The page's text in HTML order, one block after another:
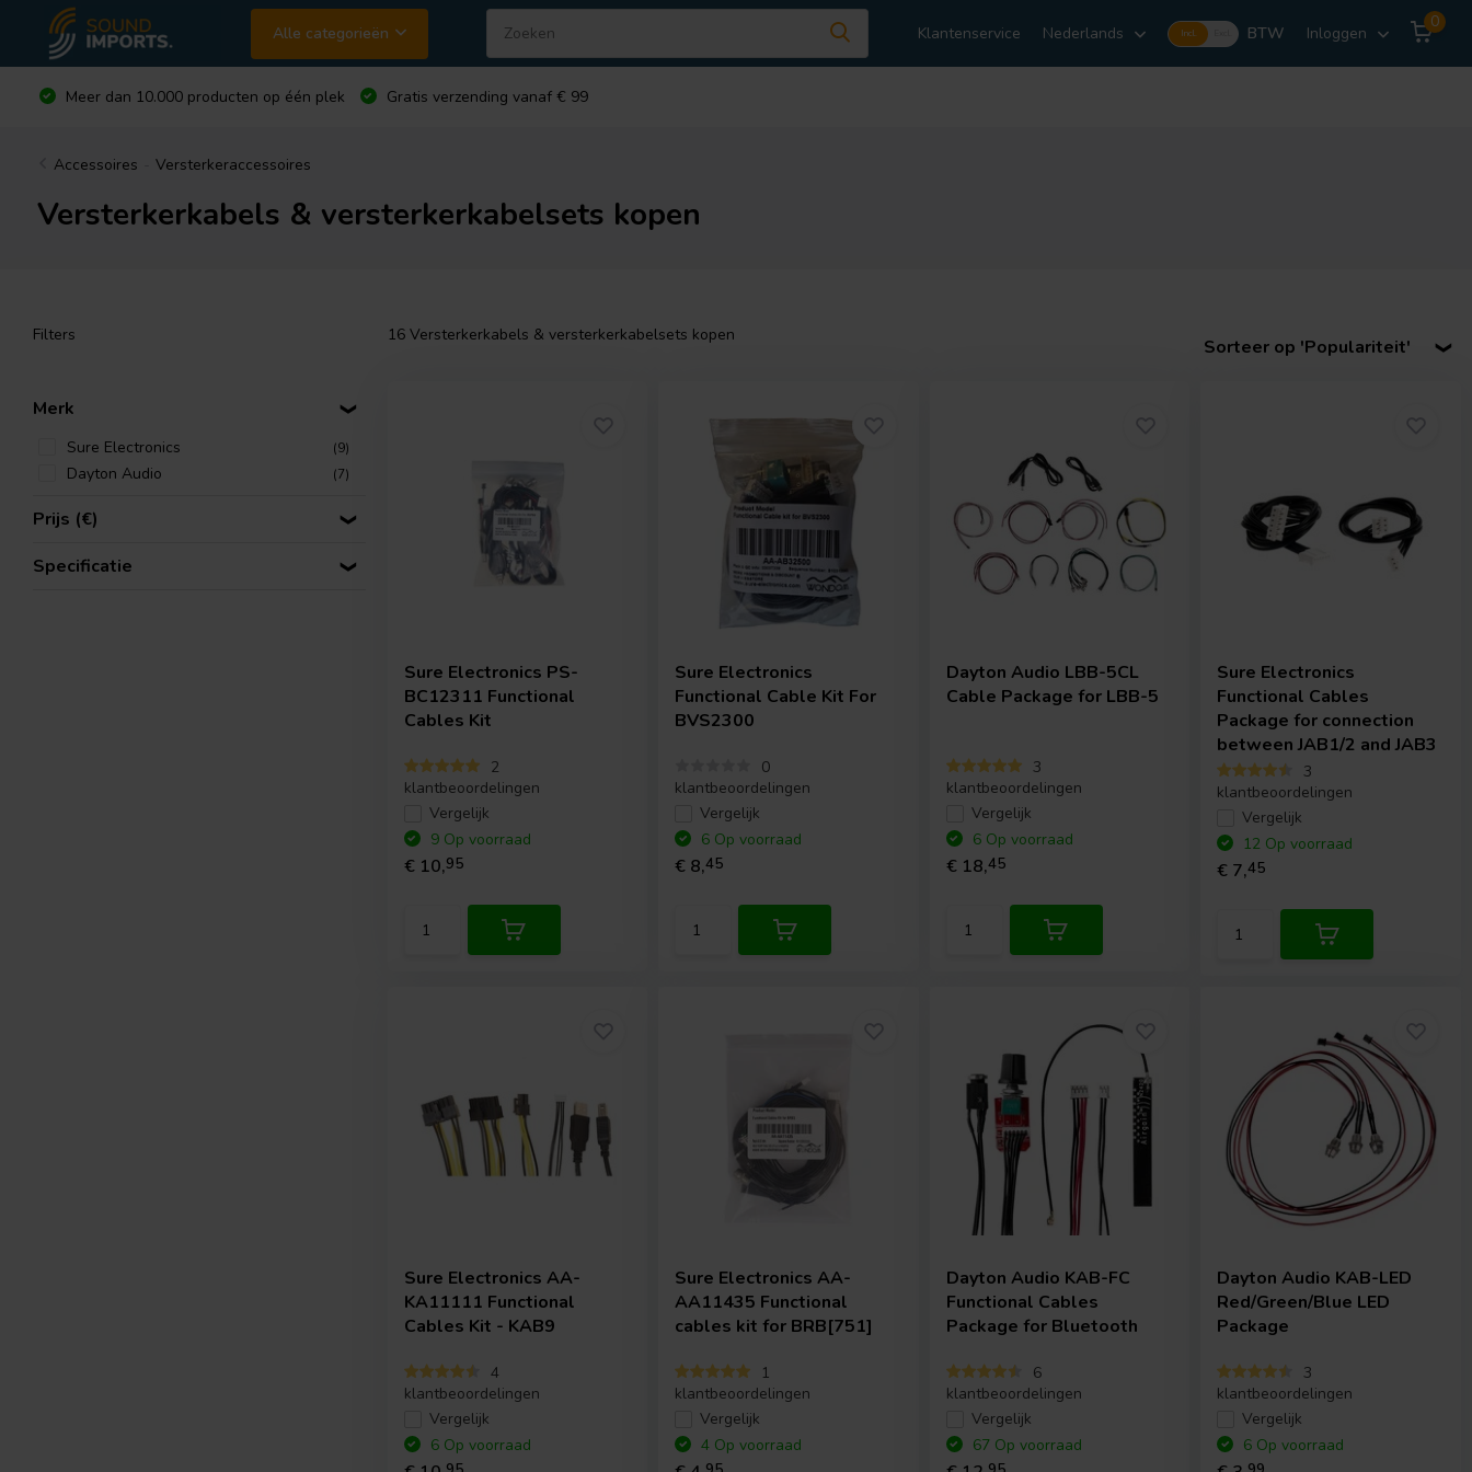
Alle categorieën Klantenservice Nederlands Incl. BTW Inloggen
0
Meer dan 10.000 producten op één plek Gratis verzending vanaf € 99
Accessoires Versterkeraccessoires
Versterkerkabels & versterkerkabelsets kopen
Filters
Merk
Sure Electronics (9)
Dayton Audio (7)
Prijs (€)
Specificatie
16 Versterkerkabels & versterkerkabelsets kopen
Sorteer op 'Populariteit'
Sure Electronics PS-
BC12311 Functional
Cables Kit
2
klantbeoordelingen
Vergelijk
9 Op voorraad
€ 10,95
Sure Electronics
Functional Cable Kit For
BVS2300
0
klantbeoordelingen
Vergelijk
6 Op voorraad
€ 8,45
Dayton Audio LBB-5CL
Cable Package for LBB-5
3
klantbeoordelingen
Vergelijk
6 Op voorraad
€ 18,45
Sure Electronics
Functional Cables
Package for connection
between JAB1/2 and JAB3
3
klantbeoordelingen
Vergelijk
12 Op voorraad
€ 7,45
Sure Electronics AA-
KA11111 Functional
Cables Kit - KAB9
4
klantbeoordelingen
Vergelijk
6 Op voorraad
Sure ElectronicsAA-
AA11435 Functional
cables kit for BRB[751]
1
klantbeoordelingen
Vergelijk
4 Op voorraad
Dayton Audio KAB-FC
Functional Cables
Package for Bluetooth
6
klantbeoordelingen
Vergelijk
67 Op voorraad
Dayton Audio KAB-LED
Red/Green/Blue LED
Package
3
klantbeoordelingen
Vergelijk
6 Op voorraad